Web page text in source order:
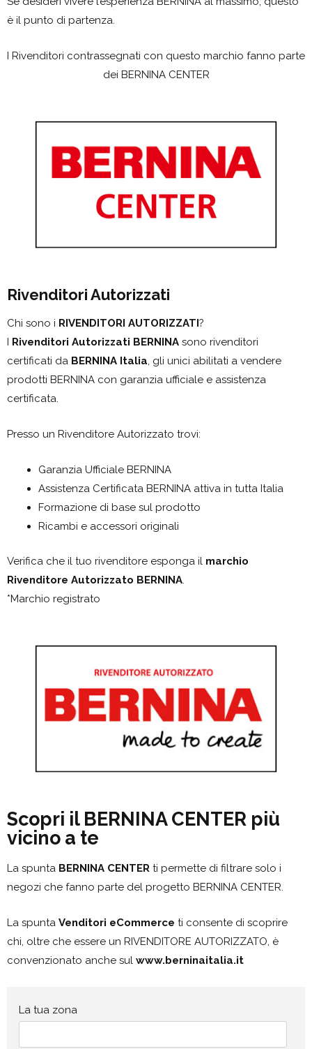
è il punto di partenza.
I Rivenditori contrassegnati con questo marchio fanno parte
dei BERNINA CENTER
Rivenditori Autorizzati
Chi sono i RIVENDITORI AUTORIZZATI?
I Rivenditori Autorizzati BERNINA sono rivenditori
certificati da BERNINA Italia, gli unici abilitati a vendere
prodotti BERNINA con garanzia ufficiale e assistenza
certificata.
Presso un Rivenditore Autorizzato trovi:
Garanzia Ufficiale BERNINA
Assistenza Certificata BERNINA attiva in tutta Italia
Formazione di base sul prodotto
Ricambi e accessori originali
Verifica che il tuo rivenditore esponga il marchio
Rivenditore Autorizzato BERNINA
*Marchio registrato
Scopri il BERNINA CENTER più
vicino a te
La spunta BERNINA CENTER ti permette di filtrare solo i
negozi che fanno parte del progetto BERNINA CENTER.
La spunta Venditori eCommerce ti consente di scoprire
chi, oltre che essere un RIVENDITORE AUTORIZZATO, è
convenzionato anche sul www.berninaitalia.it
La tua zona